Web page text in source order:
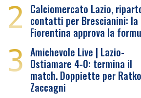
2 Calciomercato Lazio,
contatti per Brescianini: la
Fiorentina approva la
3 Amichevole Live | Lazio-
Ostiamare 4-0: termina il
match. Doppiette per
Zaccagni